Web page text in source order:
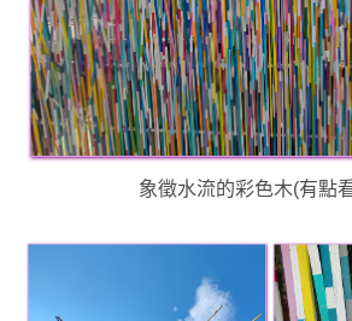
象徵水流的彩色木(有點